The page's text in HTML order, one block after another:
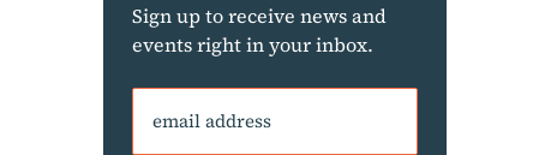
Sign up to receive news and
events right in your inbox.
email address